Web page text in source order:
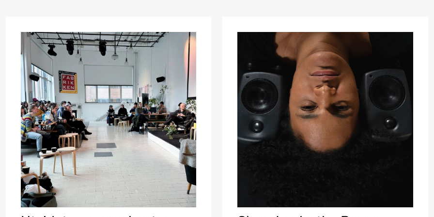
Torsdag 27. august
19.00 Pia Maria
Roll og
Mohamed
Mohamed
Male
Fantasies
Lille scene (Black Box teater)
Fredag 28. august
19.00 Pia Maria
Roll og
Lille scene (Black Box teater)
❶ Premiere
Boglárka Börcsök